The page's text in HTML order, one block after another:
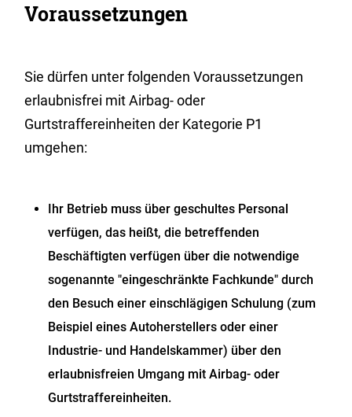
Voraussetzungen
Sie dürfen unter folgenden Voraussetzungen
erlaubnisfrei mit Airbag- oder
Gurtstraffereinheiten der Kategorie P1
umgehen:
Ihr Betrieb muss über geschultes Personal
verfügen, das heißt, die betreffenden
Beschäftigten verfügen über die notwendige
sogenannte "eingeschränkte Fachkunde" durch
den Besuch einer einschlägigen Schulung (zum
Beispiel eines Autoherstellers oder einer
Industrie- und Handelskammer) über den
erlaubnisfreien Umgang mit Airbag- oder
Gurtstraffereinheiten.